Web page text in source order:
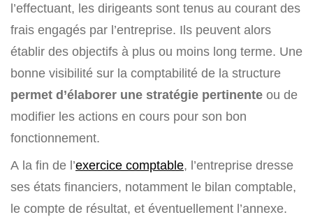
l’effectuant, les dirigeants sont tenus au courant des
frais engagés par l’entreprise. Ils peuvent alors
établir des objectifs à plus ou moins long terme. Une
bonne visibilité sur la comptabilité de la structure
permet d’élaborer une stratégie pertinente ou de
modifier les actions en cours pour son bon
fonctionnement.
A la fin de l’exercice comptable, l’entreprise dresse
ses états financiers, notamment le bilan comptable,
le compte de résultat, et éventuellement l’annexe.